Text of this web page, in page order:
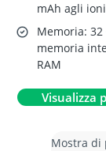
mAh agli
Memoria: 32
memoria
RAM
Visualizza
Mostra di